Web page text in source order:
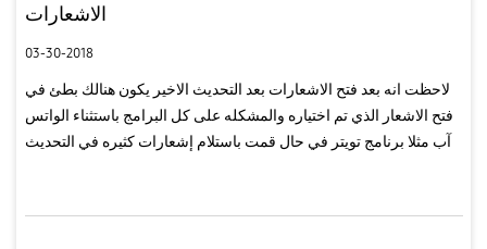
الاشعارات
03-30-2018
لاحظت انه بعد فتح الاشعارات بعد التحديث الاخير يكون هنالك بطئ في
فتح الاشعار الذي تم اختياره والمشكله على كل البرامج باستثناء الواتس
آب مثلا برنامج تويتر في حال قمت باستلام إشعارات كثيره في التحديث